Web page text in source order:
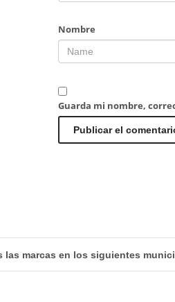
Nombre
Guarda mi nombre,
las marcas en los siguientes